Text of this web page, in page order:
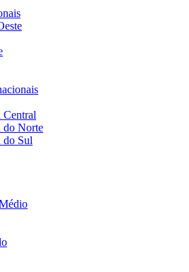
Central
do Norte
do Sul